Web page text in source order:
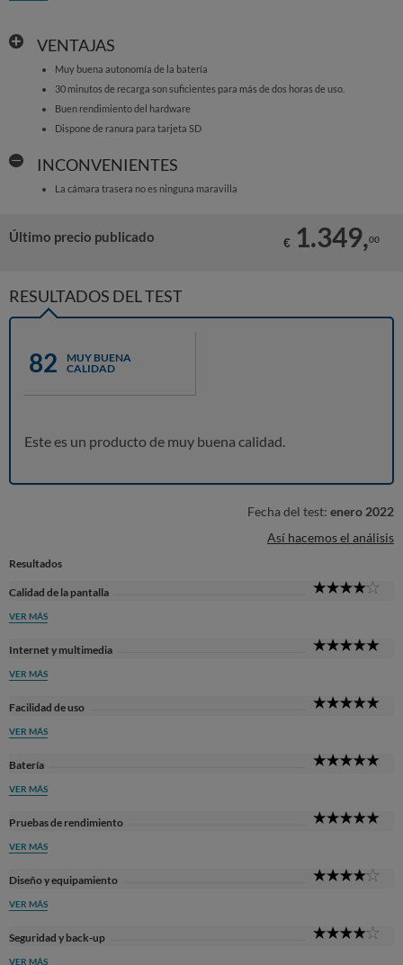
VENTAJAS
Muy buena autonomía de la batería
30 minutos de recarga son suficientes para más de dos horas de uso.
Buen rendimiento del hardware
Dispone de ranura para tarjeta SD
INCONVENIENTES
La cámara trasera no es ninguna maravilla
Último precio publicado € 1.349,00
RESULTADOS DEL TEST
82
MUY BUENA
CALIDAD
Este es un producto de muy buena calidad.
Fecha del test: enero 2022
Así hacemos el análisis
Resultados
Calidad de la pantalla
VER MÁS
Internet y multimedia
VER MÁS
Facilidad de uso
VER MÁS
Batería
VER MÁS
Pruebas de rendimiento
VER MÁS
Diseño y equipamiento
VER MÁS
Seguridad y back-up
VER MÁS